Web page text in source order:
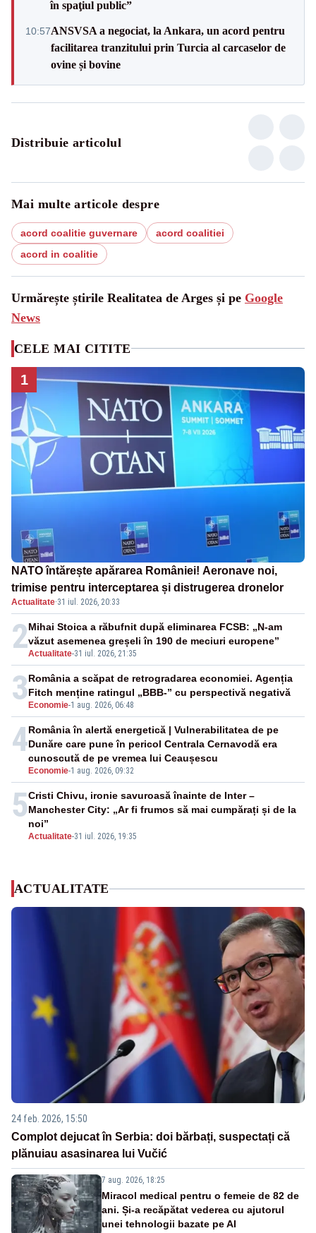
în spaţiul public”
10:57ANSVSA a negociat, la Ankara, un acord pentru
facilitarea tranzitului prin Turcia al carcaselor de
ovine și bovine
Distribuie articolul
Mai multe articole despre
acord coalitie guvernare
acord coalitiei
acord in coalitie
Urmărește știrile Realitatea de Arges și pe Google
News
CELE MAI CITITE
1
NATO întărește apărarea României! Aeronave noi,
trimise pentru interceptarea și distrugerea dronelor
Actualitate·31 iul. 2026, 20:33
2Actualitate-31 iul. 2026, 21:35
Mihai Stoica a răbufnit după eliminarea FCSB: „N-am
văzut asemenea greșeli în 190 de meciuri europene”
3 Economie-1 aug. 2026, 06:48
România a scăpat de retrogradarea economiei. Agenția
Fitch menține ratingul „BBB-” cu perspectivă negativă
4
Economie-1 aug. 2026, 09:32
România în alertă energetică | Vulnerabilitatea de pe
Dunăre care pune în pericol Centrala Cernavodă era
cunoscută de pe vremea lui Ceaușescu
5
Actualitate-31 iul. 2026, 19:35
Cristi Chivu, ironie savuroasă înainte de Inter –
Manchester City: „Ar fi frumos să mai cumpărați și de la
noi”
ACTUALITATE
24 feb. 2026, 15:50
Complot dejucat în Serbia: doi bărbați, suspectați că
plănuiau asasinarea lui Vučić
7 aug. 2026, 18:25
Miracol medical pentru o femeie de 82 de
ani. Și-a recăpătat vederea cu ajutorul
unei tehnologii bazate pe AI